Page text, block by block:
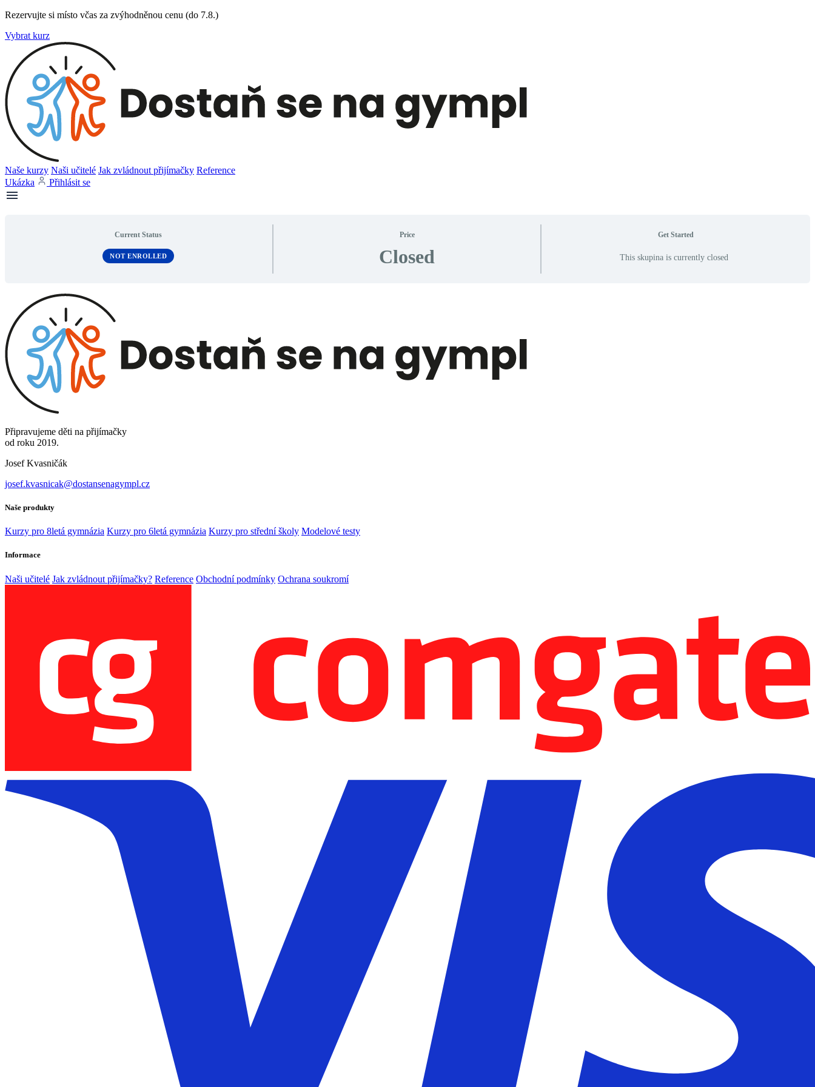
Rezervujte si místo včas za zvýhodněnou cenu (do 7.8.)
Vybrat kurz
Naše kurzy Naši učitelé Jak zvládnout přijímačky Reference
Ukázka
Přihlásit se
Current Status
NOT ENROLLED
Price
Closed
Get Started
This skupina is currently closed
Připravujeme děti na přijímačky
od roku 2019.
Josef Kvasničák
josef.kvasnicak@dostansenagympl.cz
Naše produkty
Kurzy pro 8letá gymnázia Kurzy pro 6letá gymnázia Kurzy pro střední školy Modelové testy
Informace
Naši učitelé Jak zvládnout přijímačky? Reference Obchodní podmínky Ochrana soukromí